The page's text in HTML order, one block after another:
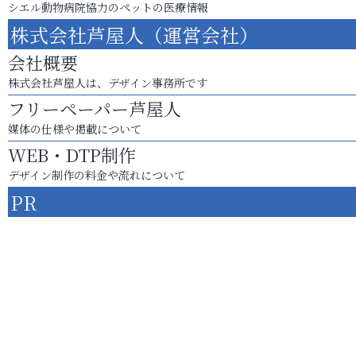
シエル動物病院協力のペットの医療情報
株式会社芦屋人（運営会社）
会社概要
株式会社芦屋人は、デザイン事務所です
フリーペーパー芦屋人
媒体の仕様や掲載について
WEB・DTP制作
デザイン制作の料金や流れについて
PR